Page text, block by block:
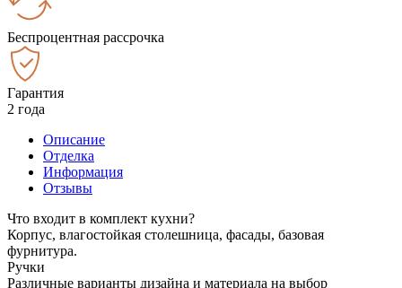
Беспроцентная рассрочка
Гарантия
2 года
Описание
Отделка
Информация
Отзывы
Что входит в комплект кухни?
Корпус, влагостойкая столешница, фасады, базовая
фурнитура.
Ручки
Различные варианты дизайна и материала на выбор